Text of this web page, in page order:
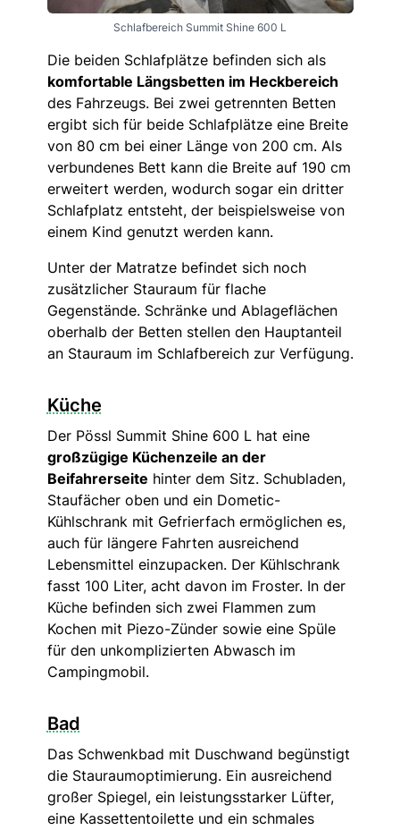
Schlafbereich Summit Shine 600 L
Die beiden Schlafplätze befinden sich als
komfortable Längsbetten im Heckbereich
des Fahrzeugs. Bei zwei getrennten Betten
ergibt sich für beide Schlafplätze eine Breite
von 80 cm bei einer Länge von 200 cm. Als
verbundenes Bett kann die Breite auf 190 cm
erweitert werden, wodurch sogar ein dritter
Schlafplatz entsteht, der beispielsweise von
einem Kind genutzt werden kann.
Unter der Matratze befindet sich noch
zusätzlicher Stauraum für flache
Gegenstände. Schränke und Ablageflächen
oberhalb der Betten stellen den Hauptanteil
an Stauraum im Schlafbereich zur Verfügung.
Küche
Der Pössl Summit Shine 600 L hat eine
großzügige Küchenzeile an der
Beifahrerseite hinter dem Sitz. Schubladen,
Staufächer oben und ein Dometic-
Kühlschrank mit Gefrierfach ermöglichen es,
auch für längere Fahrten ausreichend
Lebensmittel einzupacken. Der Kühlschrank
fasst 100 Liter, acht davon im Froster. In der
Küche befinden sich zwei Flammen zum
Kochen mit Piezo-Zünder sowie eine Spüle
für den unkomplizierten Abwasch im
Campingmobil.
Bad
Das Schwenkbad mit Duschwand begünstigt
die Stauraumoptimierung. Ein ausreichend
großer Spiegel, ein leistungsstarker Lüfter,
eine Kassettentoilette und ein schmales